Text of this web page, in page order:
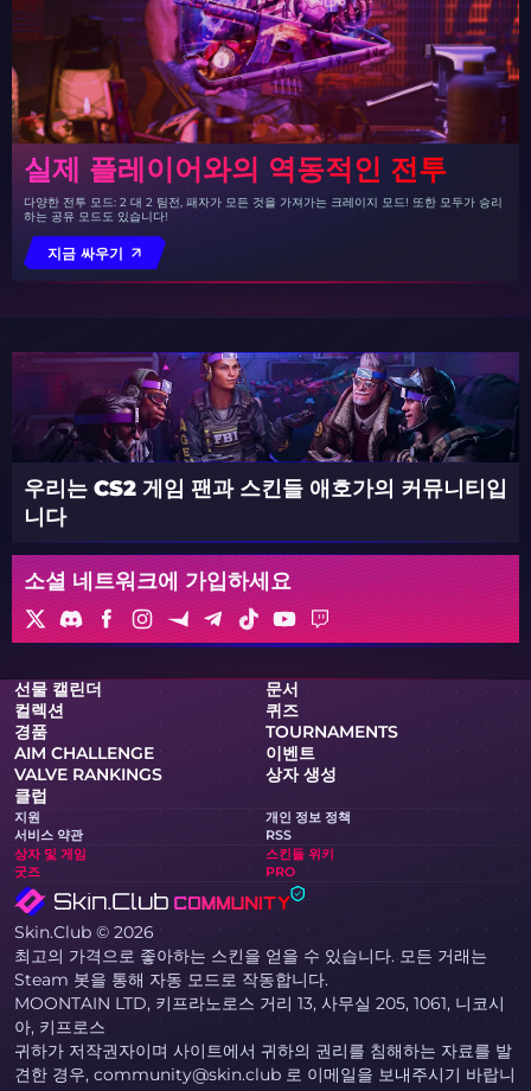
실제 플레이어와의 역동적인 전투
다양한 전투 모드: 2 대 2 팀전, 패자가 모든 것을 가져가는 크레이지 모드! 또한 모두가 승리
하는 공유 모드도 있습니다!
지금 싸우기
우리는 CS2 게임 팬과 스킨들 애호가의 커뮤니티입
니다
소셜 네트워크에 가입하세요
선물 캘린더
문서
컬렉션
퀴즈
경품
TOURNAMENTS
AIM CHALLENGE
이벤트
VALVE RANKINGS
상자 생성
클럽
지원
개인 정보 정책
서비스 약관
RSS
상자 및 게임
스킨들 위키
굿즈
PRO
Skin.Club © 2026
최고의 가격으로 좋아하는 스킨을 얻을 수 있습니다. 모든 거래는
Steam 봇을 통해 자동 모드로 작동합니다.
MOONTAIN LTD, 키프라노로스 거리 13, 사무실 205, 1061, 니코시
아, 키프로스
귀하가 저작권자이며 사이트에서 귀하의 권리를 침해하는 자료를 발
견한 경우, community@skin.club 로 이메일을 보내주시기 바랍니